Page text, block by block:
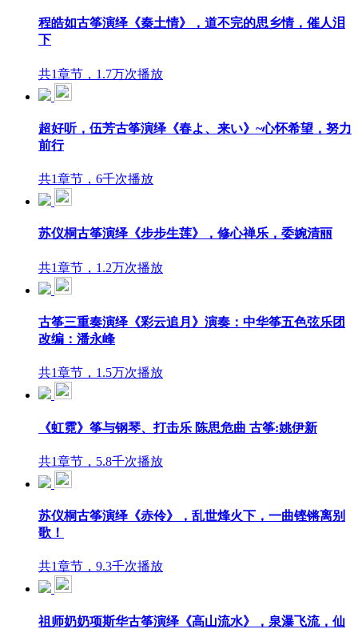
程皓如古筝演绎《秦土情》，道不完的思乡情，催人泪
下
共1章节，1.7万次播放
超好听，伍芳古筝演绎《春よ、来い》~心怀希望，努力
前行
共1章节，6千次播放
苏仪桐古筝演绎《步步生莲》，修心禅乐，委婉清丽
共1章节，1.2万次播放
古筝三重奏演绎《彩云追月》演奏：中华筝五色弦乐团
改编：潘永峰
共1章节，1.5万次播放
《虹霓》筝与钢琴、打击乐 陈思危曲 古筝:姚伊新
共1章节，5.8千次播放
苏仪桐古筝演绎《赤伶》，乱世烽火下，一曲铿锵离别
歌！
共1章节，9.3千次播放
祖师奶奶项斯华古筝演绎《高山流水》，泉瀑飞流，仙